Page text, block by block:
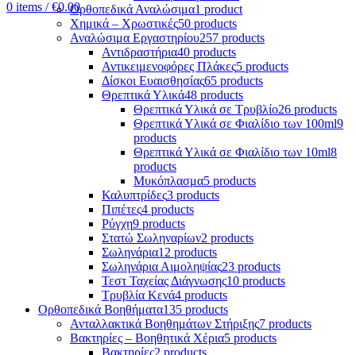
0 items / €0.00Ορθοπεδικά Αναλώσιμα1 product
Χημικά – Χρωστικές50 products
Αναλώσιμα Εργαστηρίου257 products
Αντιδραστήρια40 products
Αντικειμενοφόρες Πλάκες5 products
Δίσκοι Ευαισθησίας65 products
Θρεπτικά Υλικά48 products
Θρεπτικά Υλικά σε Τρυβλίο26 products
Θρεπτικά Υλικά σε Φιαλίδιο των 100ml9
products
Θρεπτικά Υλικά σε Φιαλίδιο των 10ml8
products
Μυκόπλασμα5 products
Καλυπτρίδες3 products
Πιπέτες4 products
Ρύγχη9 products
Στατώ Σωληναρίων2 products
Σωληνάρια12 products
Σωληνάρια Αιμοληψίας23 products
Τεστ Ταχείας Διάγνωσης10 products
Τρυβλία Κενά4 products
Ορθοπεδικά Βοηθήματα135 products
Ανταλλακτικά Βοηθημάτων Στήριξης7 products
Βακτηρίες – Βοηθητικά Χέρια5 products
Βακτηρίες2 products